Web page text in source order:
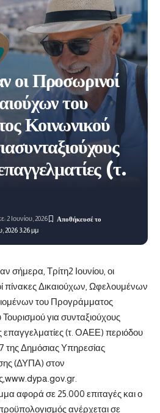
οι Προσωρινοί
του
Κοινωνικού
(τ.
2026 3:26 μμ
2 Ιουνίου, 2026
σήμερα, Τρίτη2 Ιουνίου, οι
πίνακες Δικαιούχων, Ωφελουμένων
του Προγράμματος
Τουρισμού για συνταξιούχους
επαγγελματίες (τ. ΟΑΕΕ) περιόδου
της Δημόσιας Υπηρεσίας
(ΔΥΠΑ) στον
www.dypa.gov.gr
αφορά σε 25.000 επιταγές και ο
ανέρχεται σε